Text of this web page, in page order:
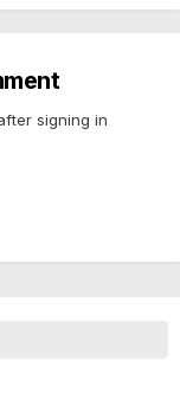
signing in